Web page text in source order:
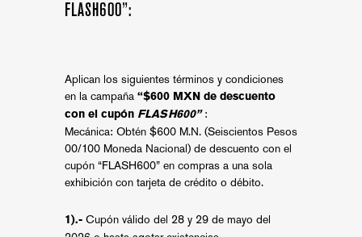
FLASH600”:
Aplican los siguientes términos y condiciones
en la campaña “$600 MXN de descuento
con el cupón FLASH600”:
Mecánica: Obtén $600 M.N. (Seiscientos Pesos
00/100 Moneda Nacional) de descuento con el
cupón “FLASH600” en compras a una sola
exhibición con tarjeta de crédito o débito.
1).- Cupón válido del 28 y 29 de mayo del